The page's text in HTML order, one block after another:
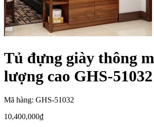
Tủ đựng giày thông
lượng cao GHS-51032
Mã hàng: GHS-51032
10,400,000₫